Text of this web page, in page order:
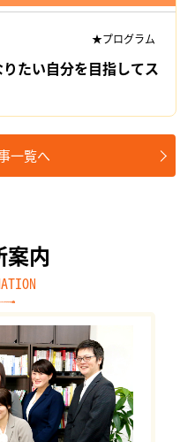
★プログラム
りたい自分を目指してス
一覧へ
案内